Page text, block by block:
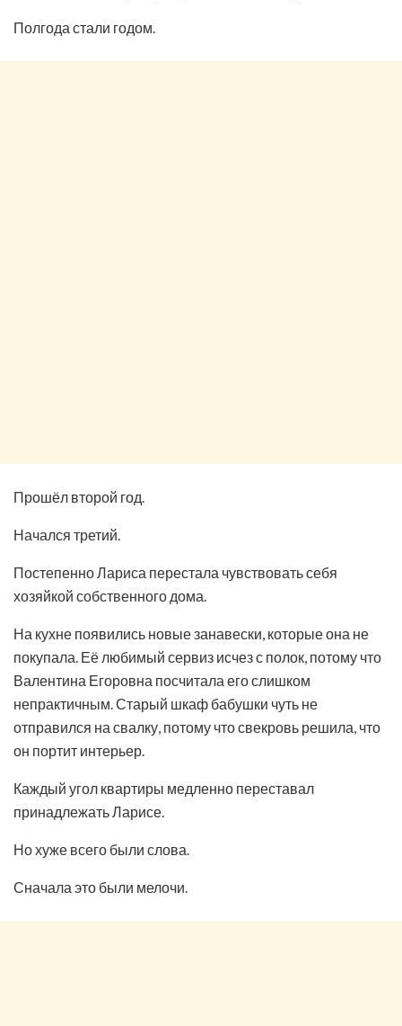
Полгода стали годом.
Прошёл второй год.
Начался третий.
Постепенно Лариса перестала чувствовать себя
хозяйкой собственного дома.
На кухне появились новые занавески, которые она не
покупала. Её любимый сервиз исчез с полок, потому что
Валентина Егоровна посчитала его слишком
непрактичным. Старый шкаф бабушки чуть не
отправился на свалку, потому что свекровь решила, что
он портит интерьер.
Каждый угол квартиры медленно переставал
принадлежать Ларисе.
Но хуже всего были слова.
Сначала это были мелочи.